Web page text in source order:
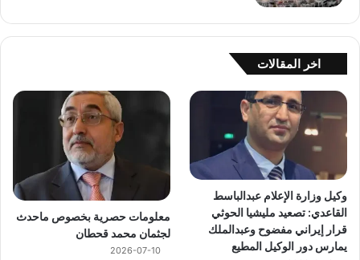
اخر المقالات
وكيل وزارة الإعلام عبدالباسط
القاعدي: تصعيد مليشيا الحوثي
قرار إيراني مفضوح وعبدالملك
يمارس دور الوكيل المطيع
معلومات حصرية بخصوص ماحدث
لجثمان محمد قحطان
2026-07-10